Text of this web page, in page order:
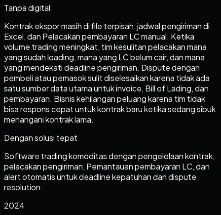
Tanpa digital
Kontrak ekspor masih di file terpisah, jadwal pengiriman di
Excel, dan Pelacakan pembayaran LC manual. Ketika
volume trading meningkat, tim kesulitan pelacakan mana
yang sudah loading, mana yang LC belum cair, dan mana
yang mendekati deadline pengiriman. Dispute dengan
pembeli atau pemasok sulit diselesaikan karena tidak ada
satu sumber data utama untuk invoice, Bill of Lading, dan
pembayaran. Bisnis kehilangan peluang karena tim tidak
bisa respons cepat untuk kontrak baru ketika sedang sibuk
menangani kontrak lama.
Dengan solusi tepat
Software trading komoditas dengan pengelolaan kontrak,
pelacakan pengiriman, Pemantauan pembayaran LC, dan
alert otomatis untuk deadline kepatuhan dan dispute
resolution.
2024